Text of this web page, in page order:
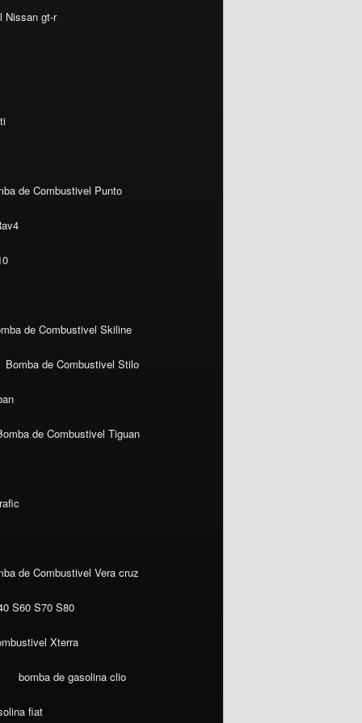
Nissan gt-r
de Combustivel Punto
de Combustivel Skiline
Bomba de Combustivel Stilo
de Combustivel Tiguan
de Combustivel Vera cruz
S60 S70 S80
Xterra
bomba de gasolina clio
fiat